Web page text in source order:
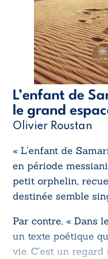
L’enfant de
le grand
Olivier Roustan
« L’enfant de
en période
petit orphelin,
destinée semble
Par contre, « Dans
un texte poétique
vie. C’est un